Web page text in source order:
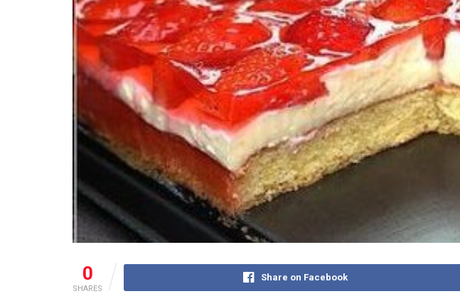
0
SHARES
Share on Facebook